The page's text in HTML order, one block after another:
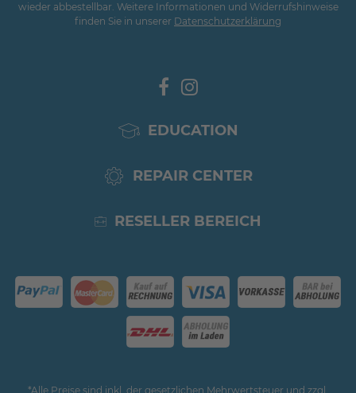
wieder abbestellbar. Weitere Informationen und Widerrufshinweise
finden Sie in unserer Daten­schutz­erklärung
EDUCATION
REPAIR CENTER
RESELLER BEREICH
*Alle Preise sind inkl. der gesetzlichen Mehrwertsteuer und zzgl.